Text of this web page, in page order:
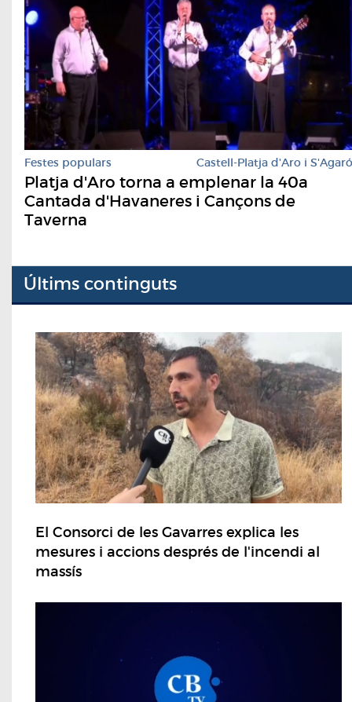
Festes populars Castell-Platja d'Aro i S'Agaró
Platja d'Aro torna a emplenar la 40a
Cantada d'Havaneres i Cançons de
Taverna
Últims continguts
El Consorci de les Gavarres explica les
mesures i accions després de l'incendi al
massís